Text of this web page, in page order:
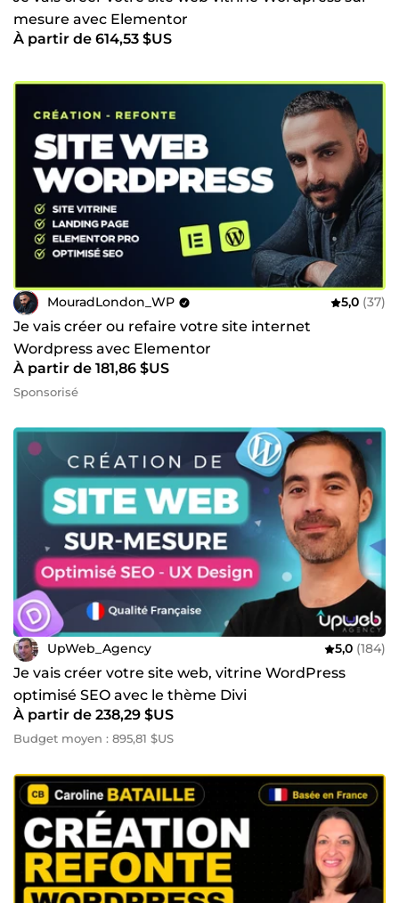
mesure avec Elementor
À partir de 614,53 $US
MouradLondon_WP 5,0 (37)
Je vais créer ou refaire votre site internet
Wordpress avec Elementor
À partir de 181,86 $US
Sponsorisé
UpWeb_Agency 5,0 (184)
Je vais créer votre site web, vitrine WordPress
optimisé SEO avec le thème Divi
À partir de 238,29 $US
Budget moyen : 895,81 $US